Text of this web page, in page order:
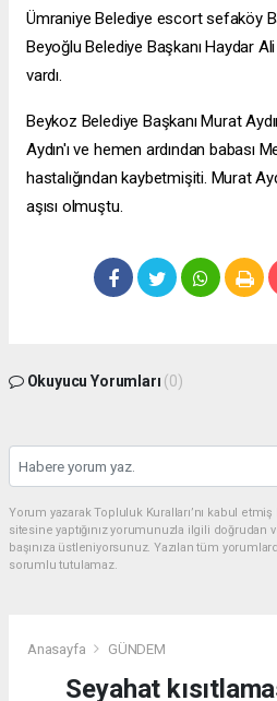
Ümraniye Belediye escort sefaköy
Beyoğlu Belediye Başkanı Haydar Ali
vardı.
Beykoz Belediye Başkanı Murat
Aydın'ı ve hemen ardından babası
hastalığından kaybetmişiti. Murat
aşısı olmuştu.
Okuyucu Yorumları (0)
Yorum yazarak Topluluk Kuralları’nı kabul
sitesine yaptığınız yorumunuzla ilgili doğrudan
başınıza üstleniyorsunuz. Yazılan tüm
sorumlu tutulamaz.
Anasayfa GÜNDEM
Seyahat